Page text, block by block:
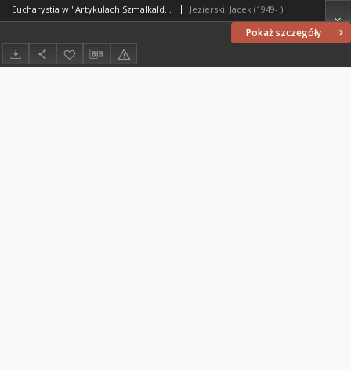
Pokaż szczegóły
Eucharystia w "Artykułach Szmalkaldzkich" Jezierski, Jacek (1949- )